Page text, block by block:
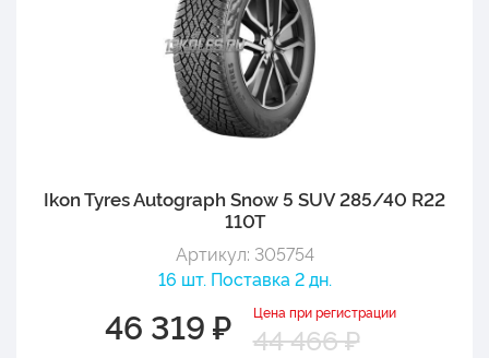
Ikon Tyres Autograph Snow 5 SUV 285/40 R22
110T
Артикул: 305754
16 шт. Поставка 2 дн.
46 319 ₽ Цена при регистрации
44 466 ₽